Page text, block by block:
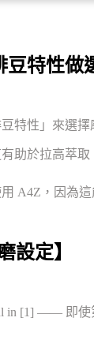
特性做
特性」來選
助於拉高萃
A4Z，因為
設定】
in [1] —— 即